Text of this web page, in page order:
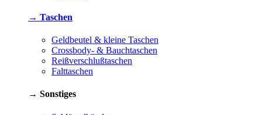
→ Taschen
Geldbeutel & kleine Taschen
Crossbody- & Bauchtaschen
Reißverschlußtaschen
Falttaschen
→ Sonstiges